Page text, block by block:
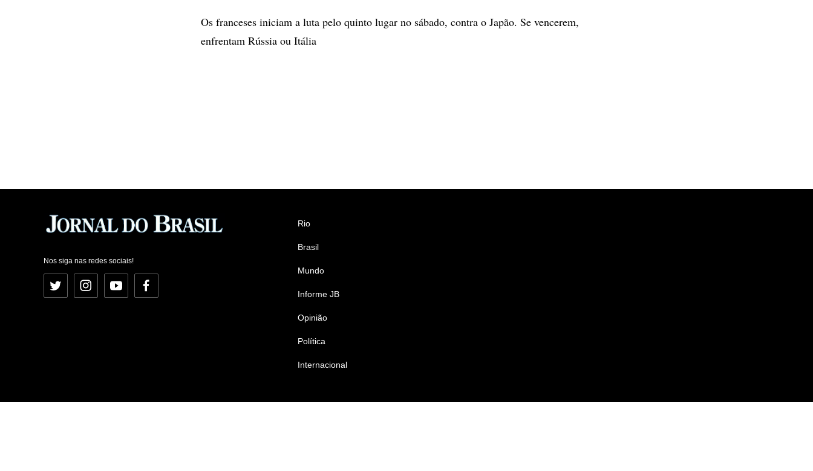
Os franceses iniciam a luta pelo quinto lugar no sábado, contra o Japão. Se vencerem,
enfrentam Rússia ou Itália
Nos siga nas redes sociais!
Twitter InstagramYouTubeFacebook
Rio
Brasil
Mundo
Informe JB
Opinião
Política
Internacional